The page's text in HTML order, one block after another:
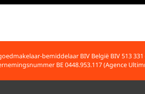
bemiddelaar BIV België BIV 513
BE 0448.953.117 (Agence